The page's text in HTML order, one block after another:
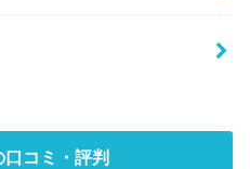
コミ・評判